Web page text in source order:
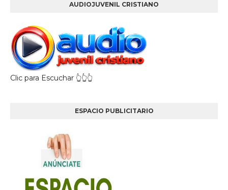
AUDIOJUVENIL CRISTIANO
Clic para Escuchar 👆👆👆
ESPACIO PUBLICITARIO